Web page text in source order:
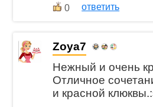
0 ответить
Zoya7
Нежный и очень
Отличное
и красной